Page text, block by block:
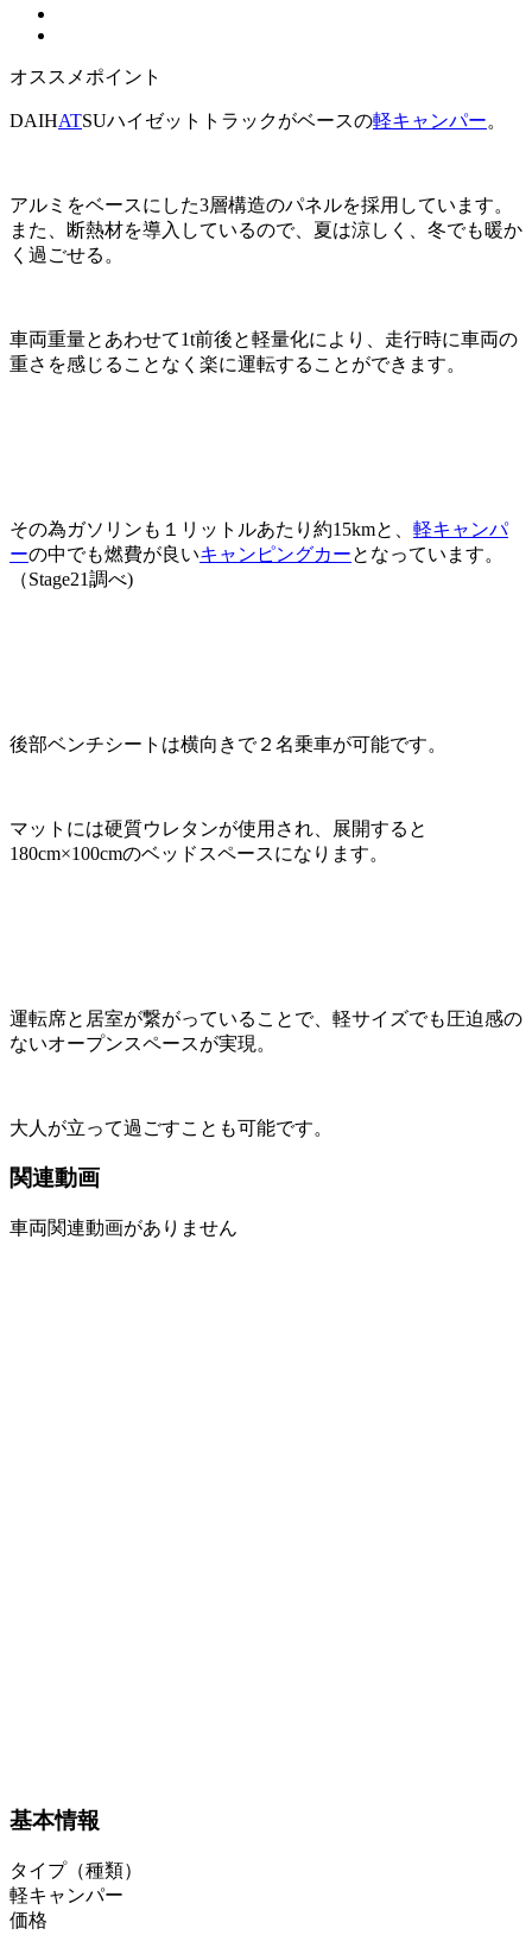
オススメポイント
DAIHATSUハイゼットトラックがベースの軽キャンパー。
アルミをベースにした3層構造のパネルを採用しています。
また、断熱材を導入しているので、夏は涼しく、冬でも暖か
く過ごせる。
車両重量とあわせて1t前後と軽量化により、走行時に車両の
重さを感じることなく楽に運転することができます。
その為ガソリンも１リットルあたり約15kmと、 軽キャンパ
ーの中でも燃費が良いキャンピングカーとなっています。
（Stage21調べ)
後部ベンチシートは横向きで２名乗車が可能です。
マットには硬質ウレタンが使用され、展開すると
180cm×100cmのベッドスペースになります。
運転席と居室が繋がっていることで、軽サイズでも圧迫感の
ないオープンスペースが実現。
大人が立って過ごすことも可能です。
関連動画
車両関連動画がありません
基本情報
タイプ（種類）
軽キャンパー
価格